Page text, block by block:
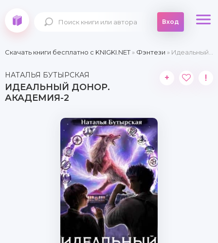
Вход
Скачать книги бесплатно c KNIGKI.NET» Фэнтези » Идеальный донор. Академия-2
НАТАЛЬЯ БУТЫРСКАЯ
ИДЕАЛЬНЫЙ ДОНОР.
АКАДЕМИЯ-2
+ !